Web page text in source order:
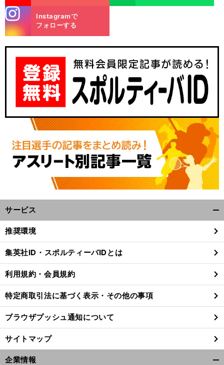
m
Instagramで
フォローする
サービス
閉
る
推奨環境
集英社ID・スポルティーバIDとは
利用規約・会員規約
特定商取引法に基づく表示・その他の事項
ブラウザプッシュ通知について
サイトマップ
企業情報